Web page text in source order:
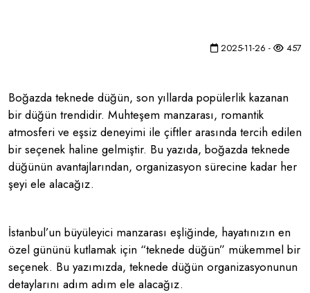
2025-11-26 - 457
Boğazda teknede düğün, son yıllarda popülerlik kazanan
bir düğün trendidir. Muhteşem manzarası, romantik
atmosferi ve eşsiz deneyimi ile çiftler arasında tercih edilen
bir seçenek haline gelmiştir. Bu yazıda, boğazda teknede
düğünün avantajlarından, organizasyon sürecine kadar her
şeyi ele alacağız.
İstanbul’un büyüleyici manzarası eşliğinde, hayatınızın en
özel gününü kutlamak için “teknede düğün” mükemmel bir
seçenek. Bu yazımızda, teknede düğün organizasyonunun
detaylarını adım adım ele alacağız.